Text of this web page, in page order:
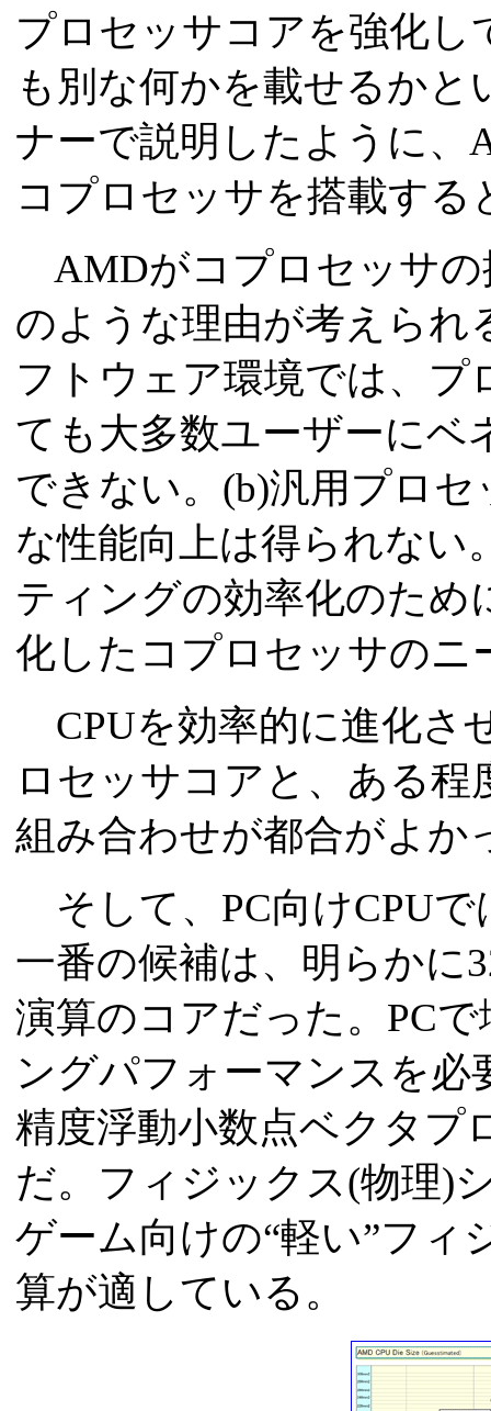
プロセッサコアを強化し
も別な何かを載せるか
ナーで説明したように、
コプロセッサを搭載す
AMDがコプロセッサの
のような理由が考えられ
フトウェア環境では、
ても大多数ユーザーにベ
できない。(b)汎用プロ
な性能向上は得られない
ティングの効率化のため
化したコプロセッサのニ
CPUを効率的に進化さ
ロセッサコアと、ある
組み合わせが都合がよか
そして、PC向けCPU
一番の候補は、明らかに
演算のコアだった。PC
ングパフォーマンスを
精度浮動小数点ベクタプ
だ。フィジックス(物理)
ゲーム向けの“軽い”フィ
算が適している。